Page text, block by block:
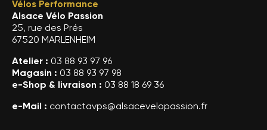
Vélos Performance
Alsace Vélo Passion
25, rue des Prés
67520 MARLENHEIM
Atelier : 03 88 93 97 96
Magasin : 03 88 93 97 98
e-Shop & livraison : 03 88 18 69 36
e-Mail : contactavps@alsacevelopassion.fr